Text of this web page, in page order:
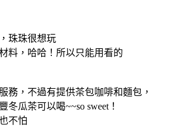
珠珠很想玩
料，哈哈！所以只能用看的
務，不過有提供茶包咖啡和麵包，
冬瓜茶可以喝~~so sweet！
不怕